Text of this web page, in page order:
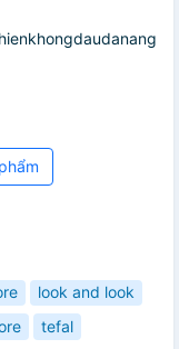
look and look
tefal